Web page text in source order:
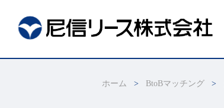
ホーム BtoBマッチング